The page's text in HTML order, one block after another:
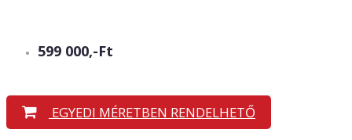
599 000,-Ft
EGYEDI MÉRETBEN RENDELHETŐ